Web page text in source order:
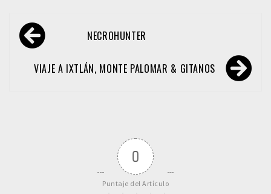
Navegación
de
entradas
NECROHUNTER
VIAJE A IXTLÁN, MONTE PALOMAR & GITANOS
0
Puntaje del Artículo